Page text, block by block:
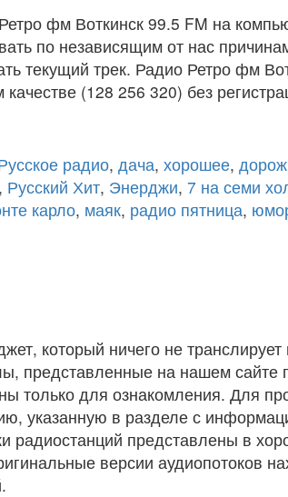
фм Воткинск 99.5 FM на
по независящим от нас
текущий трек. Радио Ретро фм
(128 256 320) без
радио, дача, хорошее,
, Русский Хит, Энерджи, 7 на семи
карло, маяк, радио пятница,
который ничего не транслирует
представленные на нашем сайте
только для ознакомления. Для
указанную в разделе с
радиостанций представлены в
версии аудиопотоков